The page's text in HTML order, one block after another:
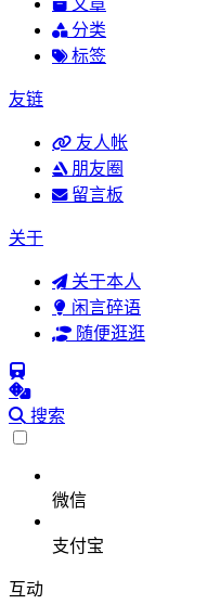
文章
分类
标签
友链
友人帐
朋友圈
留言板
关于
关于本人
闲言碎语
随便逛逛
搜索
微信
支付宝
互动